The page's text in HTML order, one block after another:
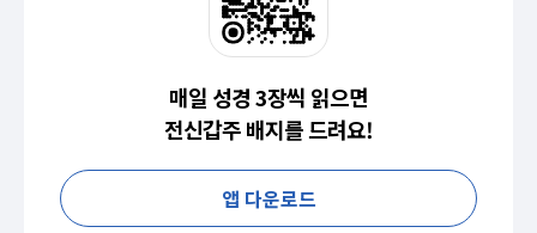
매일 성경 3장씩 읽으면
전신갑주 배지를 드려요!
앱 다운로드